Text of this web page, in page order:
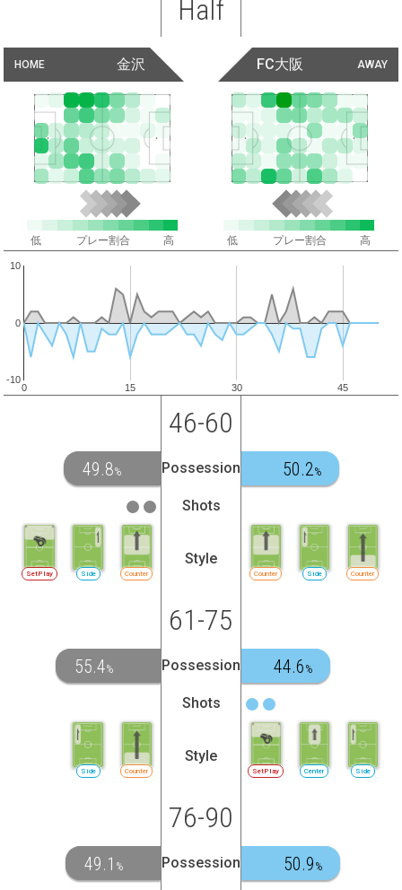
Half
HOME 金沢 AWAY
FC大阪
低 プレー割合 高 低 プレー割合 高
0 15 30 45
-10
0
10
46-60
49.8% Possession 50.2%
Shots
Counter
Side
SetPlay
Style
Counter Side Counter
61-75
55.4% Possession 44.6 %
Shots
Counter
Side
Style
SetPlay Center Side
76-90
49.1 % Possession 50.9 %